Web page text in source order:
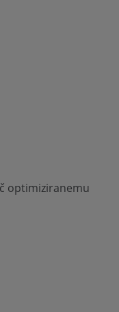
optimiziranemu